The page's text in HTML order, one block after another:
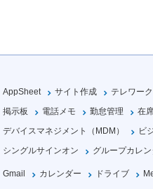
AppSheet サイト作成
テレワーク
掲示板
電話メモ 勤怠管理
在
デバイスマネジメント（MDM）
ビ
シングルサインオン
グループカレ
Gmail カレンダー ドライブ